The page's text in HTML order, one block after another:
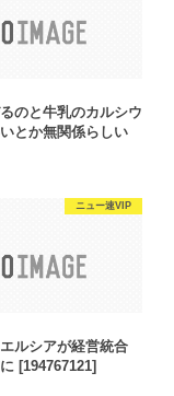
のと牛乳のカルシウ
とか無関係らしい
ニュー速VIP
ルシアが経営統合
[194767121]